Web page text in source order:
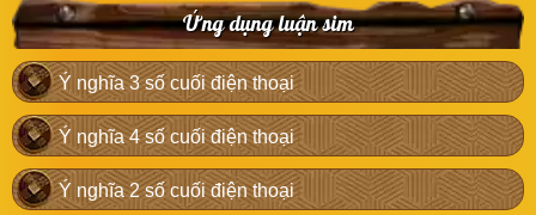
Ứng dụng luận sim
Ý nghĩa 3 số cuối điện thoại
Ý nghĩa 4 số cuối điện thoại
Ý nghĩa 2 số cuối điện thoại